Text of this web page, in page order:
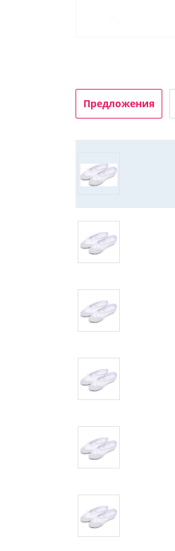
Предложения